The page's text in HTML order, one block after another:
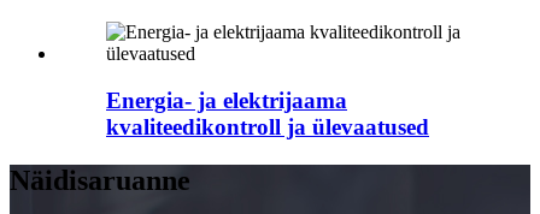
Energia- ja elektrijaama
kvaliteedikontroll ja ülevaatused
Näidisaruanne